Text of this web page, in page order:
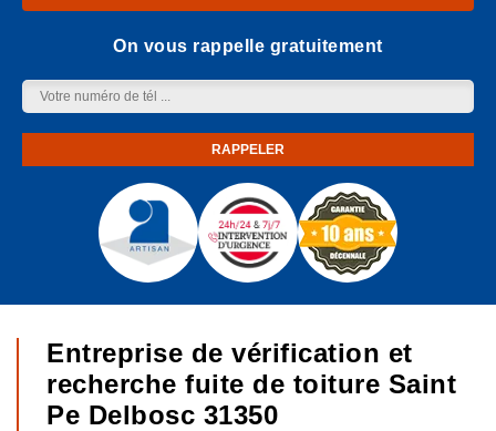
On vous rappelle gratuitement
Entreprise de vérification et
recherche fuite de toiture Saint
Pe Delbosc 31350